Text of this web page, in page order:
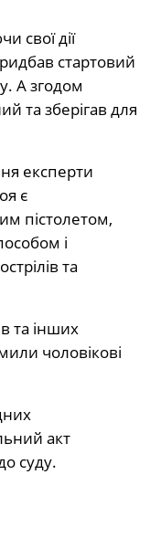
свої дії
стартовий
А згодом
та зберігав для
експерти
є
пістолетом,
і
та
та інших
чоловікові
акт
суду.